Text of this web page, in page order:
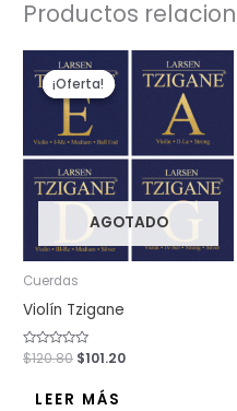
Productos
¡Oferta!
AGOTADO
¡Oferta!
Cuerdas
Violín Tzigane
Valorado
con
$120.80
El
precio
original
era:
$120.80.
$101.20
precio
actual
$101.20.
LEER MÁS